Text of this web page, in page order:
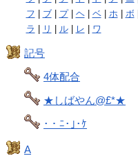
フ
ブ| プ| ヘ| ベ| ホ ボ|
ラ
リ ル| レ ワ
記号
4体配合
★しばやん@£*★
･・ﾆ･｣･ｹ
A